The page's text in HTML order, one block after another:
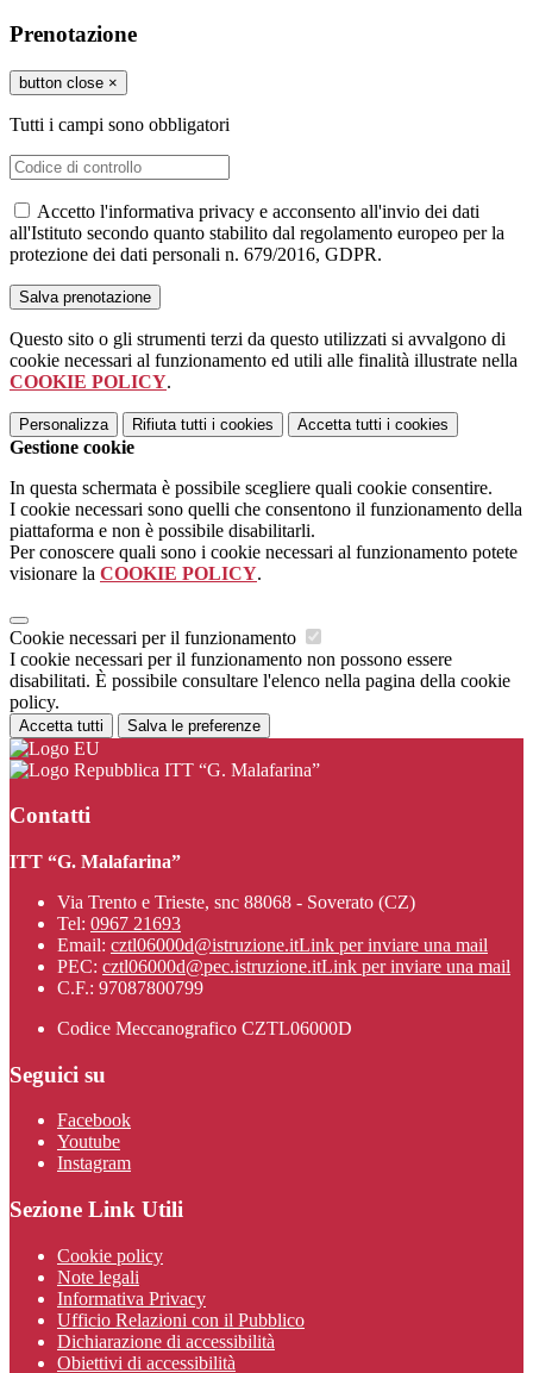
Prenotazione
button close ×
Tutti i campi sono obbligatori
Accetto l'informativa privacy e acconsento all'invio dei dati
all'Istituto secondo quanto stabilito dal regolamento europeo per la
protezione dei dati personali n. 679/2016, GDPR.
Questo sito o gli strumenti terzi da questo utilizzati si avvalgono di
cookie necessari al funzionamento ed utili alle finalità illustrate nella
COOKIE POLICY.
Personalizza Rifiuta tutti i cookies Accetta tutti i cookies
Gestione cookie
In questa schermata è possibile scegliere quali cookie consentire.
I cookie necessari sono quelli che consentono il funzionamento della
piattaforma e non è possibile disabilitarli.
Per conoscere quali sono i cookie necessari al funzionamento potete
visionare la COOKIE POLICY.
Cookie necessari per il funzionamento
I cookie necessari per il funzionamento non possono essere
disabilitati. È possibile consultare l'elenco nella pagina della cookie
policy.
Accetta tutti Salva le preferenze
ITT “G. Malafarina”
Contatti
ITT “G. Malafarina”
Via Trento e Trieste, snc 88068 - Soverato (CZ)
Tel: 0967 21693
Email: cztl06000d@istruzione.itLink per inviare una mail
PEC: cztl06000d@pec.istruzione.itLink per inviare una mail
C.F.: 97087800799
Codice Meccanografico CZTL06000D
Seguici su
Facebook
Youtube
Instagram
Sezione Link Utili
Cookie policy
Note legali
Informativa Privacy
Ufficio Relazioni con il Pubblico
Dichiarazione di accessibilità
Obiettivi di accessibilità